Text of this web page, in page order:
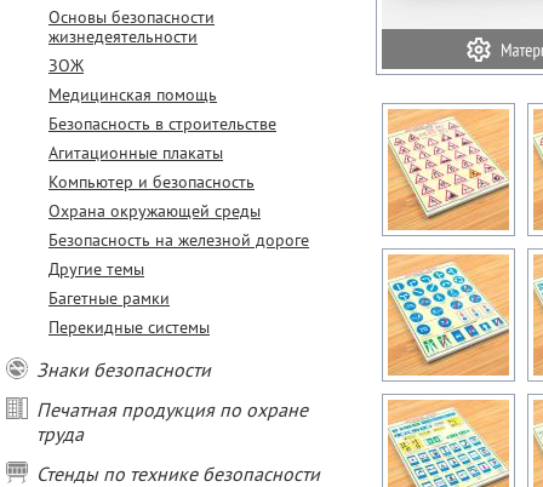
Основы безопасности
жизнедеятельности
ЗОЖ
Медицинская помощь
Безопасность в строительстве
Агитационные плакаты
Компьютер и безопасность
Охрана окружающей среды
Безопасность на железной дороге
Другие темы
Багетные рамки
Перекидные системы
Знаки безопасности
Печатная продукция по охране
труда
Стенды по технике безопасности